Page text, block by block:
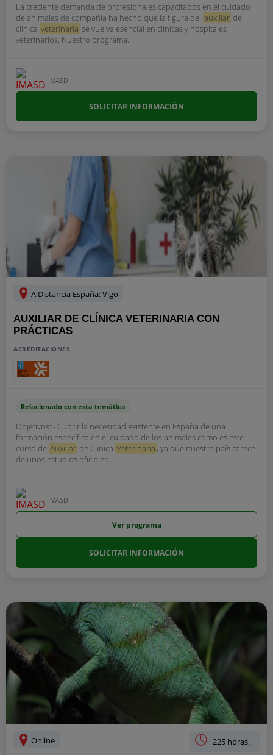
La creciente demanda de profesionales capacitados en el cuidado
de animales de compañía ha hecho que la figura del auxiliar de
clínica veterinaria se vuelva esencial en clínicas y hospitales
veterinarios. Nuestro programa...
IMASD
SOLICITAR INFORMACIÓN
A Distancia España: Vigo
AUXILIAR DE CLÍNICA VETERINARIA CON
PRÁCTICAS
ACREDITACIONES
Relacionado con esta temática
Objetivos: - Cubrir la necesidad existente en España de una
formación específica en el cuidado de los animales como es este
curso de Auxiliar de Clinica Veterinaria , ya que nuestro país carece
de unos estudios oficiales....
IMASD
Ver programa
SOLICITAR INFORMACIÓN
Online 225 horas.